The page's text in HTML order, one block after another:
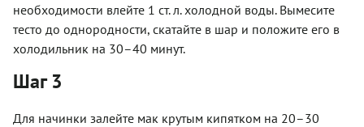
необходимости влейте 1 ст. л. холодной воды. Вымесите
тесто до однородности, скатайте в шар и положите его в
холодильник на 30–40 минут.
Шаг 3
Для начинки залейте мак крутым кипятком на 20–30